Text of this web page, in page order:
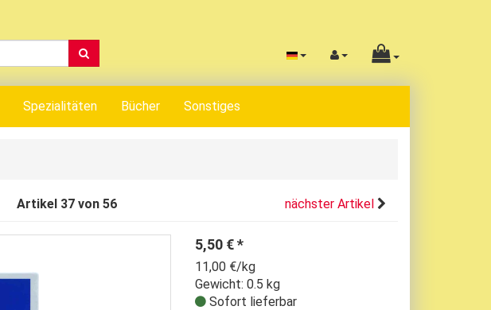
Spezialitäten Bücher Sonstiges
Artikel 37 von 56 nächster Artikel
5,50 €*
11,00 €/kg
Gewicht: 0.5 kg
Sofort lieferbar